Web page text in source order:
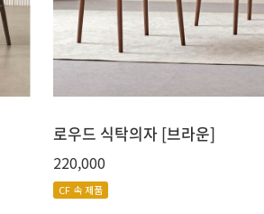
로우드 식탁의자 [브라운]
220,000
CF 속 제품